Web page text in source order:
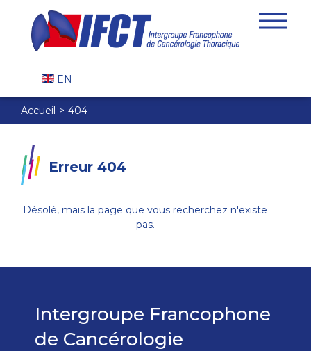
EN
Accueil 404
Erreur 404
Désolé, mais la page que vous recherchez n'existe
pas.
Intergroupe Francophone
de Cancérologie